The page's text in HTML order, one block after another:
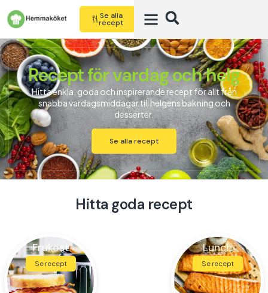
Se alla
recept
Recept för vardag och helg
Hitta enkla, goda och inspirerande recept för allt från
snabba vardagsmiddagar till helgens bakning och
desserter.
Se alla recept
Hitta goda recept
Frukost
Se recept
Lunch
Se recept